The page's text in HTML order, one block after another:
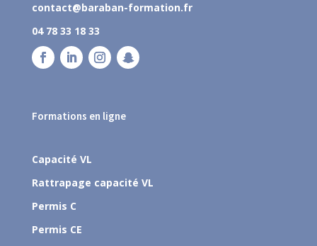
contact@baraban-formation.fr
04 78 33 18 33
Formations en ligne
Capacité VL
Rattrapage capacité VL
Permis C
Permis CE